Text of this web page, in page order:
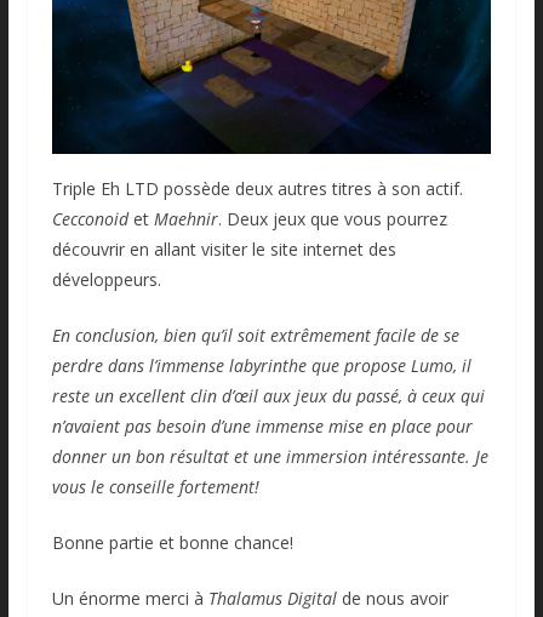
Triple Eh LTD possède deux autres titres à son actif.
Cecconoidet Maehnir. Deux jeux que vous pourrez
découvrir en allant visiter le site internet des
développeurs.
En conclusion, bien qu’il soit extrêmement facile de se
perdre dans l’immense labyrinthe que propose Lumo, il
reste un excellent clin d’œil aux jeux du passé, à ceux qui
n’avaient pas besoin d’une immense mise en place pour
donner un bon résultat et une immersion intéressante. Je
vous le conseille fortement!
Bonne partie et bonne chance!
Un énorme merci à Thalamus Digitalde nous avoir